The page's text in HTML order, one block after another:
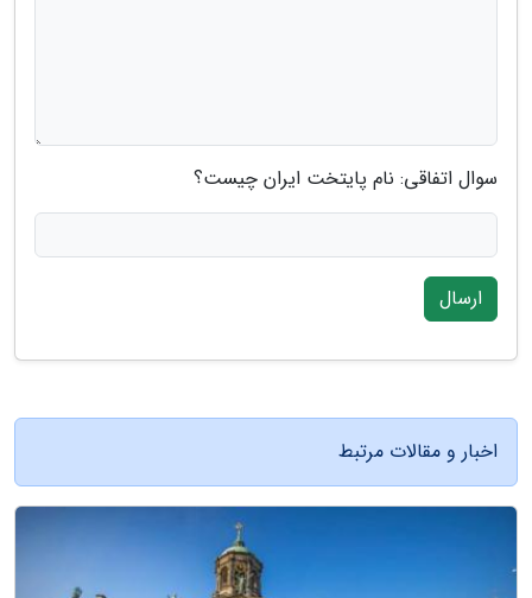
سوال اتفاقی: نام پایتخت ایران چیست؟
ارسال
اخبار و مقالات مرتبط